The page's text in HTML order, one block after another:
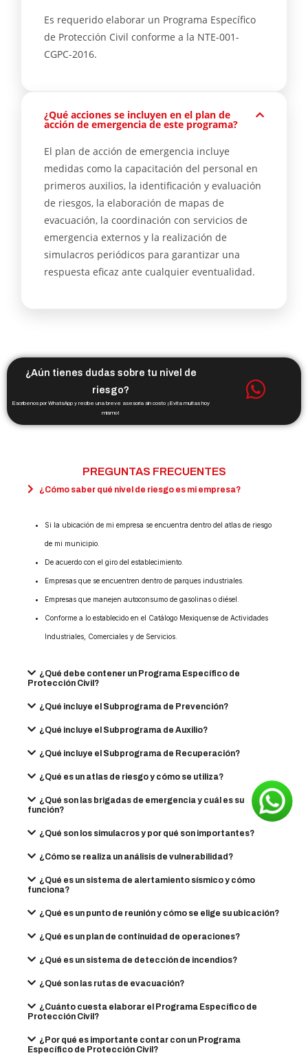
Es requerido elaborar un Programa Específico
de Protección Civil conforme a la NTE-001-
CGPC-2016.
¿Qué acciones se incluyen en el plan de
acción de emergencia de este programa?
El plan de acción de emergencia incluye
medidas como la capacitación del personal en
primeros auxilios, la identificación y evaluación
de riesgos, la elaboración de mapas de
evacuación, la coordinación con servicios de
emergencia externos y la realización de
simulacros periódicos para garantizar una
respuesta eficaz ante cualquier eventualidad.
¿Aún tienes dudas sobre tu nivel de
riesgo?
Escríbenos por WhatsApp y recibe una breve asesoría sin costo ¡Evita multas hoy
mismo!
PREGUNTAS FRECUENTES
¿Cómo saber qué nivel de riesgo es mi empresa?
Si la ubicación de mi empresa se encuentra dentro del atlas de riesgo
de mi municipio.
De acuerdo con el giro del establecimiento.
Empresas que se encuentren dentro de parques industriales.
Empresas que manejen autoconsumo de gasolinas o diésel.
Conforme a lo establecido en el Catálogo Mexiquense de Actividades
Industriales, Comerciales y de Servicios.
¿Qué debe contener un Programa Específico de
Protección Civil?
¿Qué incluye el Subprograma de Prevención?
¿Qué incluye el Subprograma de Auxilio?
¿Qué incluye el Subprograma de Recuperación?
¿Qué es un atlas de riesgo y cómo se utiliza?
¿Qué son las brigadas de emergencia y cuál es su
función?
¿Qué son los simulacros y por qué son importantes?
¿Cómo se realiza un análisis de vulnerabilidad?
¿Qué es un sistema de alertamiento sísmico y cómo
funciona?
¿Qué es un punto de reunión y cómo se elige su ubicación?
¿Qué es un plan de continuidad de operaciones?
¿Qué es un sistema de detección de incendios?
¿Qué son las rutas de evacuación?
¿Cuánto cuesta elaborar el Programa Específico de
Protección Civil?
¿Por qué es importante contar con un Programa
Específico de Protección Civil?